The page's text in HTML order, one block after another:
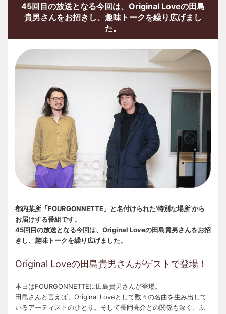
45回目の放送となる今回は、Original Loveの田島
貴男さんをお招きし、趣味トークを繰り広げまし
た。
都内某所「FOURGONNETTE」と名付けられた’特別な場所’から
お届けする番組です。
45回目の放送となる今回は、Original Loveの田島貴男さんをお招
きし、趣味トークを繰り広げました。
Original Loveの田島貴男さんがゲストで登場！
本日はFOURGONNETTEに田島貴男さんが登場。
田島さんと言えば、Original Loveとして数々の名曲を生み出して
いるアーティストのひとり。そして長岡亮介との関係も深く、ふ